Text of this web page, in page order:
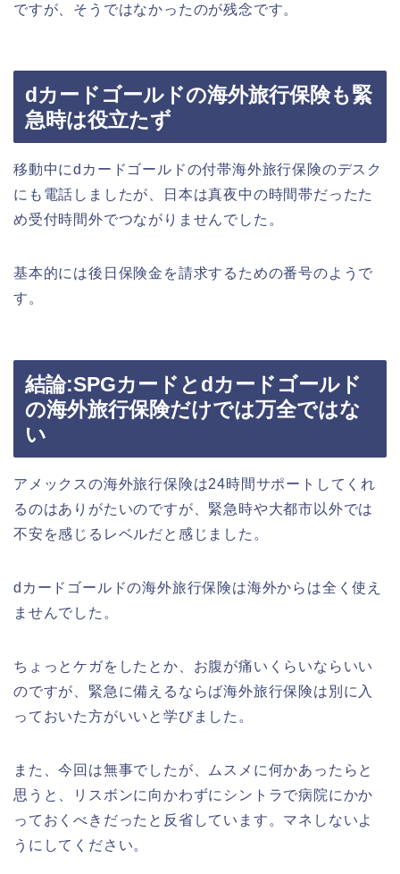
ですが、そうではなかったのが残念です。
dカードゴールドの海外旅行保険も緊
急時は役立たず
移動中にdカードゴールドの付帯海外旅行保険のデスク
にも電話しましたが、日本は真夜中の時間帯だったた
め受付時間外でつながりませんでした。
基本的には後日保険金を請求するための番号のようで
す。
結論:SPGカードとdカードゴールド
の海外旅行保険だけでは万全ではな
い
アメックスの海外旅行保険は24時間サポートしてくれ
るのはありがたいのですが、緊急時や大都市以外では
不安を感じるレベルだと感じました。
dカードゴールドの海外旅行保険は海外からは全く使え
ませんでした。
ちょっとケガをしたとか、お腹が痛いくらいならいい
のですが、緊急に備えるならば海外旅行保険は別に入
っておいた方がいいと学びました。
また、今回は無事でしたが、ムスメに何かあったらと
思うと、リスボンに向かわずにシントラで病院にかか
っておくべきだったと反省しています。マネしないよ
うにしてください。